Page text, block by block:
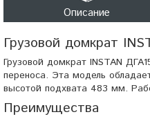
Описание
Грузовой домкрат
Грузовой домкрат INSTAN
переноса. Эта модель
высотой подхвата 483 мм.
Преимущества